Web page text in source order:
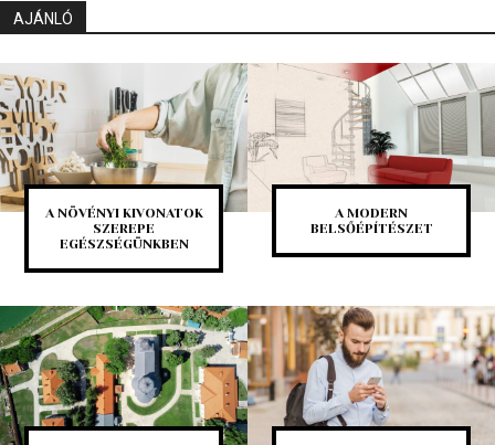
AJÁNLÓ
A NÖVÉNYI KIVONATOK
SZEREPE
EGÉSZSÉGÜNKBEN
A MODERN
BELSŐÉPÍTÉSZET